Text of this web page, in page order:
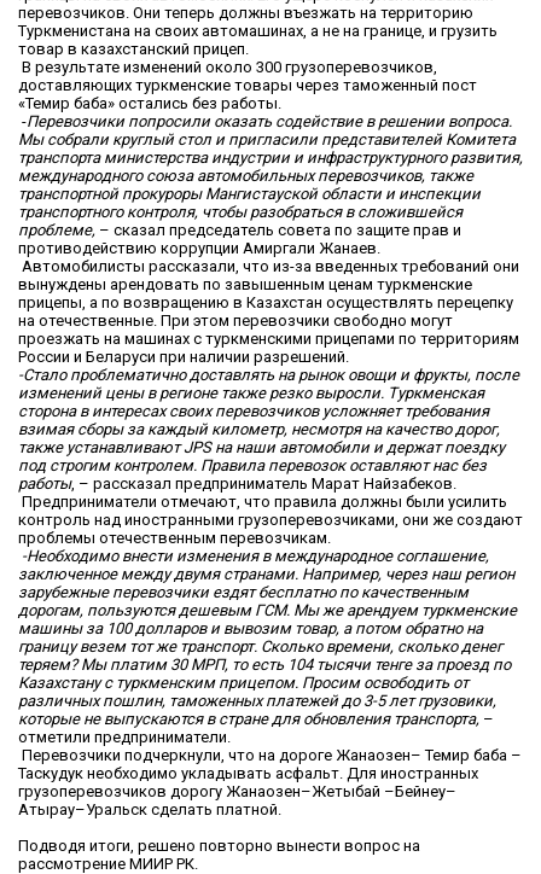
перевозчиков. Они теперь должны въезжать на территорию
Туркменистана на своих автомашинах, а не на границе, и грузить
товар в казахстанский прицеп.
В результате изменений около 300 грузоперевозчиков,
доставляющих туркменские товары через таможенный пост
«Темир баба» остались без работы.
-Перевозчики попросили оказать содействие в решении вопроса.
Мы собрали круглый стол и пригласили представителей Комитета
транспорта министерства индустрии и инфраструктурного развития,
международного союза автомобильных перевозчиков, также
транспортной прокуроры Мангистауской области и инспекции
транспортного контроля, чтобы разобраться в сложившейся
проблеме, – сказал председатель совета по защите прав и
противодействию коррупции Амиргали Жанаев.
Автомобилисты рассказали, что из-за введенных требований они
вынуждены арендовать по завышенным ценам туркменские
прицепы, а по возвращению в Казахстан осуществлять перецепку
на отечественные. При этом перевозчики свободно могут
проезжать на машинах с туркменскими прицепами по территориям
России и Беларуси при наличии разрешений.
-Стало проблематично доставлять на рынок овощи и фрукты, после
изменений цены в регионе также резко выросли. Туркменская
сторона в интересах своих перевозчиков усложняет требования
взимая сборы за каждый километр, несмотря на качество дорог,
также устанавливают JPS на наши автомобили и держат поездку
под строгим контролем. Правила перевозок оставляют нас без
работы, – рассказал предприниматель Марат Найзабеков.
Предприниматели отмечают, что правила должны были усилить
контроль над иностранными грузоперевозчиками, они же создают
проблемы отечественным перевозчикам.
-Необходимо внести изменения в международное соглашение,
заключенное между двумя странами. Например, через наш регион
зарубежные перевозчики ездят бесплатно по качественным
дорогам, пользуются дешевым ГСМ. Мы же арендуем туркменские
машины за 100 долларов и вывозим товар, а потом обратно на
границу везем тот же транспорт. Сколько времени, сколько денег
теряем? Мы платим 30 МРП, то есть 104 тысячи тенге за проезд по
Казахстану с туркменским прицепом. Просим освободить от
различных пошлин, таможенных платежей до 3-5 лет грузовики,
которые не выпускаются в стране для обновления транспорта, –
отметили предприниматели.
Перевозчики подчеркнули, что на дороге Жанаозен– Темир баба –
Таскудук необходимо укладывать асфальт. Для иностранных
грузоперевозчиков дорогу Жанаозен–Жетыбай –Бейнеу–
Атырау–Уральск сделать платной.
Подводя итоги, решено повторно вынести вопрос на
рассмотрение МИИР РК.